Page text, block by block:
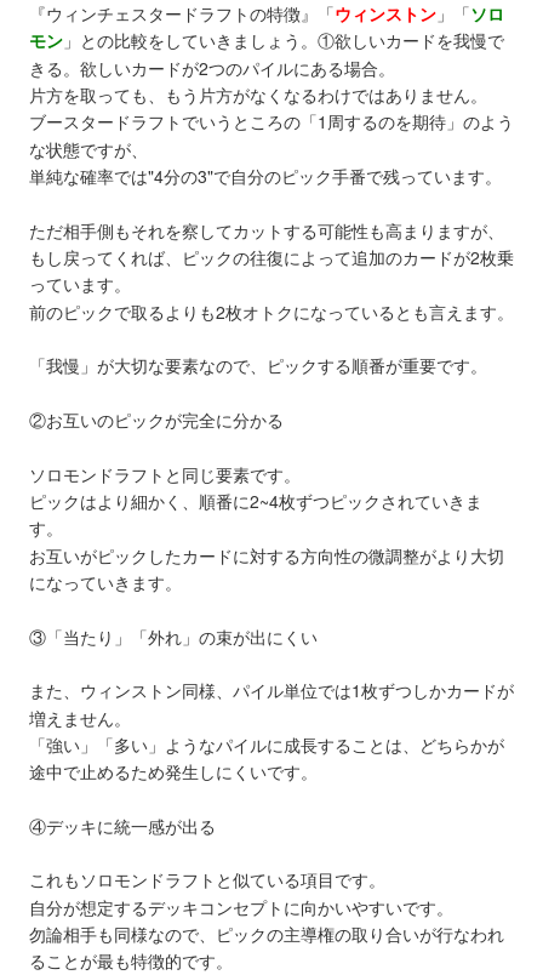
『ウィンチェスタードラフトの特徴』
「ウィンストン 」 「ソロ
モン 」 との比較をしていきましょう。①欲しいカードを我慢で
きる。欲しいカードが2つのパイルにある場合。
片方を取っても、もう片方がなくなるわけではありません。
ブースタードラフトでいうところの「1周するのを期待」のよう
な状態ですが、
単純な確率では"4分の3"で自分のピック手番で残っています。
ただ相手側もそれを察してカットする可能性も高まりますが、
もし戻ってくれば、ピックの往復によって追加のカードが2枚乗
っています。
前のピックで取るよりも2枚オトクになっているとも言えます。
「我慢」が大切な要素なので、ピックする順番が重要です。
②お互いのピックが完全に分かる
ソロモンドラフトと同じ要素です。
ピックはより細かく、順番に2~4枚ずつピックされていきま
す。
お互いがピックしたカードに対する方向性の微調整がより大切
になっていきます。
③「当たり」「外れ」の束が出にくい
また、ウィンストン同様、パイル単位では1枚ずつしかカードが
増えません。
「強い」「多い」ようなパイルに成長することは、どちらかが
途中で止めるため発生しにくいです。
④デッキに統一感が出る
これもソロモンドラフトと似ている項目です。
自分が想定するデッキコンセプトに向かいやすいです。
勿論相手も同様なので、ピックの主導権の取り合いが行なわれ
ることが最も特徴的です。